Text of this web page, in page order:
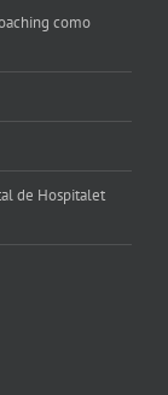
como
de Hospitalet